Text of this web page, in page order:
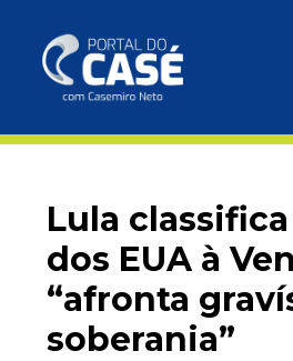
Lula
dos EUA à
“afronta
soberania”